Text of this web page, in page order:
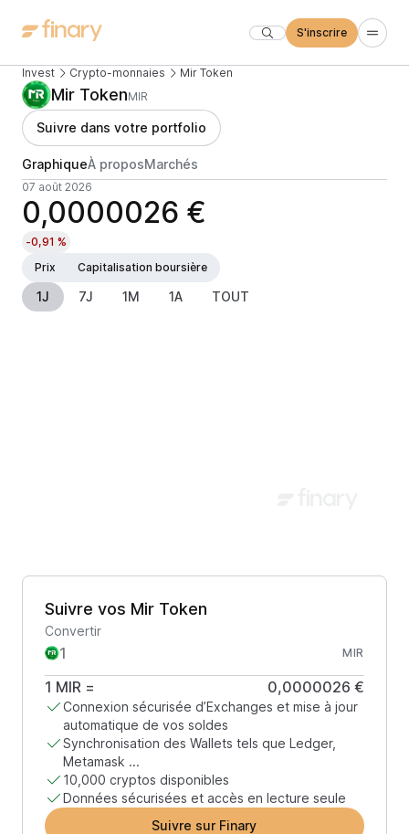
S'inscrire
Invest Crypto-monnaies Mir Token
Mir TokenMIR
Suivre dans votre portfolio
GraphiqueÀ proposMarchés
07 août 2026
0,0000026 €
-0,91 %
Prix
Capitalisation boursière
1J 7J 1M 1A TOUT
Suivre vos Mir Token
Convertir
MIR
1 MIR = 0,0000026 €
Connexion sécurisée d’Exchanges et mise à jour
automatique de vos soldes
Synchronisation des Wallets tels que Ledger,
Metamask ...
10,000 cryptos disponibles
Données sécurisées et accès en lecture seule
Suivre sur Finary